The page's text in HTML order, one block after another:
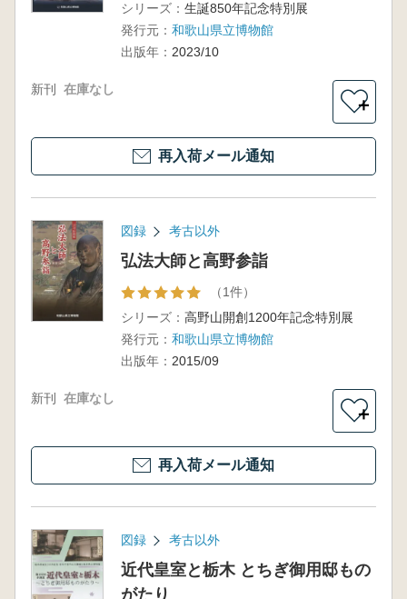
シリーズ： 生誕850年記念特別展
発行元： 和歌山県立博物館
出版年： 2023/10
新刊 在庫なし
＋
再入荷メール通知
図録 考古以外
弘法大師と高野参詣
（1件）
シリーズ： 高野山開創1200年記念特別展
発行元： 和歌山県立博物館
出版年： 2015/09
新刊 在庫なし
＋
再入荷メール通知
図録 考古以外
近代皇室と栃木 とちぎ御用邸もの
がたり